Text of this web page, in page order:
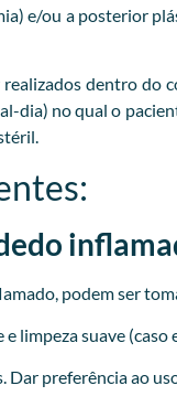
e/ou a posterior
dentro do
dia) no qual o
podem ser
limpeza suave
Dar preferência ao